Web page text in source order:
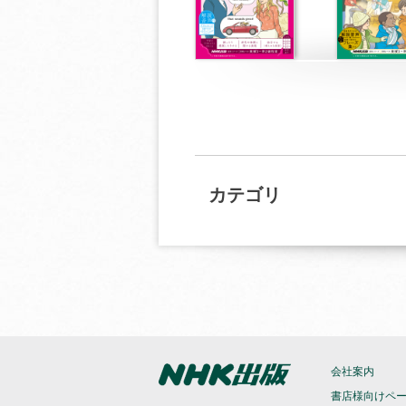
カテゴリ
会社案内
書店様向けペ